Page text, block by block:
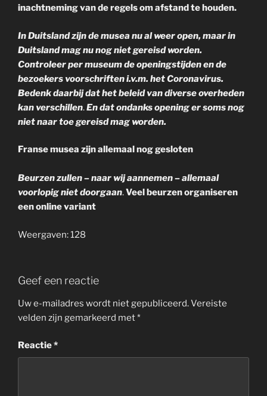
inachtneming van de regels om afstand te houden.
In Duitsland zijn de musea nu al weer open, maar in
Duitsland mag nu nog niet gereisd worden.
Controleer per museum de openingstijden en de
bezoekers voorschriften i.v.m. het Coronavirus.
Bedenk daarbij dat het beleid van diverse overheden
kan verschillen.En dat ondanks opening er soms nog
niet naar toe gereisd mag worden.
Franse musea zijn allemaal nog gesloten
Beurzen zullen – naar wij aannemen – allemaal
voorlopig niet doorgaan.Veel beurzen organiseren
een online variant
Weergaven: 128
Geef een reactie
Uw e-mailadres wordt niet gepubliceerd.Vereiste
velden zijn gemarkeerd met*
Reactie*